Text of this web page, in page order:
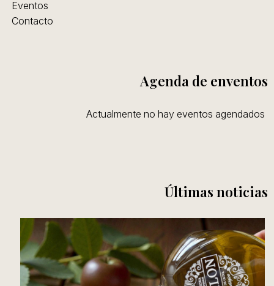
Eventos
Contacto
Agenda de enventos
Actualmente no hay eventos agendados
Últimas noticias